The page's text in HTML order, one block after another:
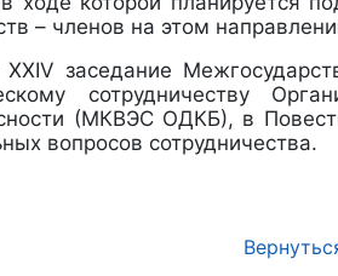
– членов на этом
заседание
сотрудничеству
(МКВЭС ОДКБ), в
вопросов сотрудничества.